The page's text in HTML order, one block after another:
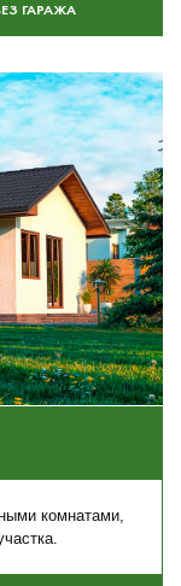
ГАРАЖА
комнатами,